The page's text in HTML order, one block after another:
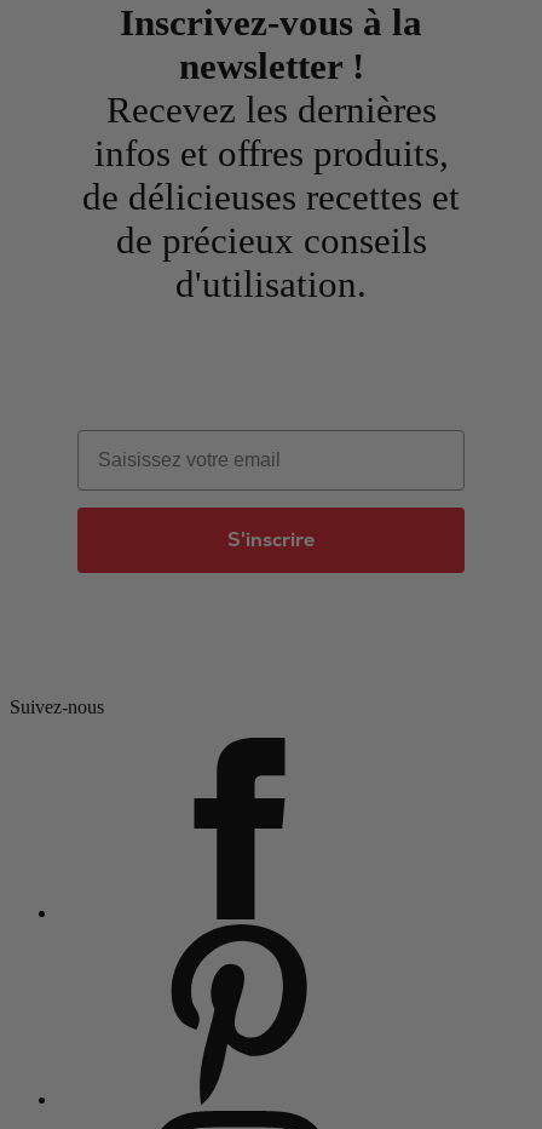
Inscrivez-vous à la
newsletter !
Recevez les dernières
infos et offres produits,
de délicieuses recettes et
de précieux conseils
d'utilisation.
Email
S'inscrire
Suivez-nous